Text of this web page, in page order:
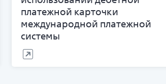
платежной карточки
международной платежной
системы